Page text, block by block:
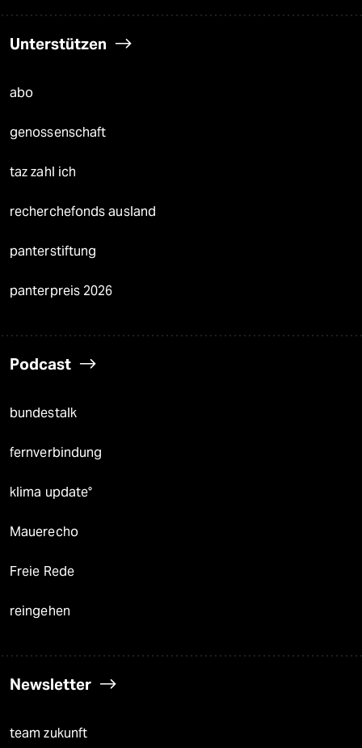
Unterstützen
abo
genossenschaft
taz zahl ich
recherchefonds ausland
panterstiftung
panterpreis 2026
Podcast
bundestalk
fernverbindung
klima update°
Mauerecho
Freie Rede
reingehen
Newsletter
team zukunft